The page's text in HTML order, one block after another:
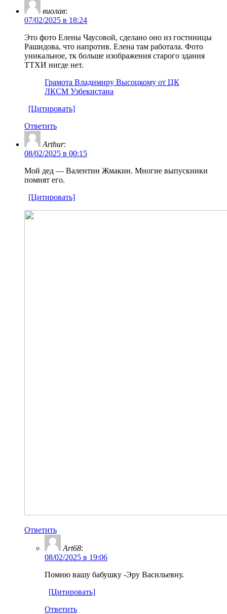
виолав:
07/02/2025 в 18:24
Это фото Елены Чаусовой, сделано оно из гостиницы
Рашидова, что напротив. Елена там работала. Фото
уникальное, тк больше изображения старого здания
ТТХИ нигде нет.
Грамота Владимиру Высоцкому от ЦК
ЛКСМ Узбекистана
[Цитировать]
Ответить
Arthur:
08/02/2025 в 00:15
Мой дед — Валентин Жмакин. Многие выпускники
помнят его.
[Цитировать]
Ответить
Art68:
08/02/2025 в 19:06
Помню вашу бабушку -Эру Васильевну.
[Цитировать]
Ответить